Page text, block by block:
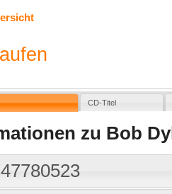
CD-Titel
zu Bob